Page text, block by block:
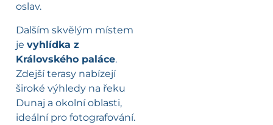
oslav.
Dalším skvělým místem
je vyhlídka z
Královského paláce.
Zdejší terasy nabízejí
široké výhledy na řeku
Dunaj a okolní oblasti,
ideální pro fotografování.